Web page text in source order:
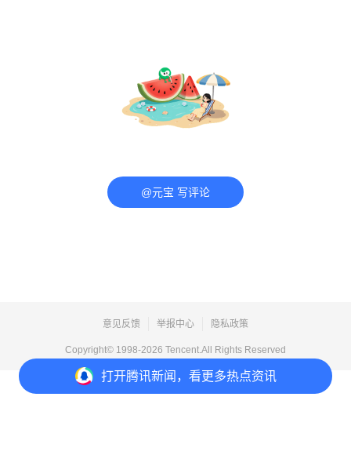
打开腾讯新闻，看更多热点资讯
@元宝 写评论
意见反馈 举报中心 隐私政策
Copyright© 1998-2026 Tencent.All Rights Reserved